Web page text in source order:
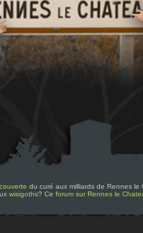
du curé aux milliards de Rennes
wisigoths? Ce forum sur Rennes le